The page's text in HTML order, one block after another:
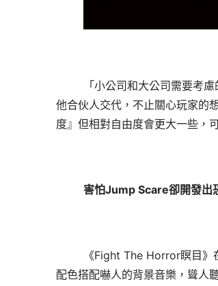
「小公司和大公司需要考
他合伙人交代，不止關心玩家的
度』但相對自由度會更大一些，
害怕Jump Scare卻開發出
《Fight The Horror瞑目》
配色搭配嚇人的背景音樂，聳人